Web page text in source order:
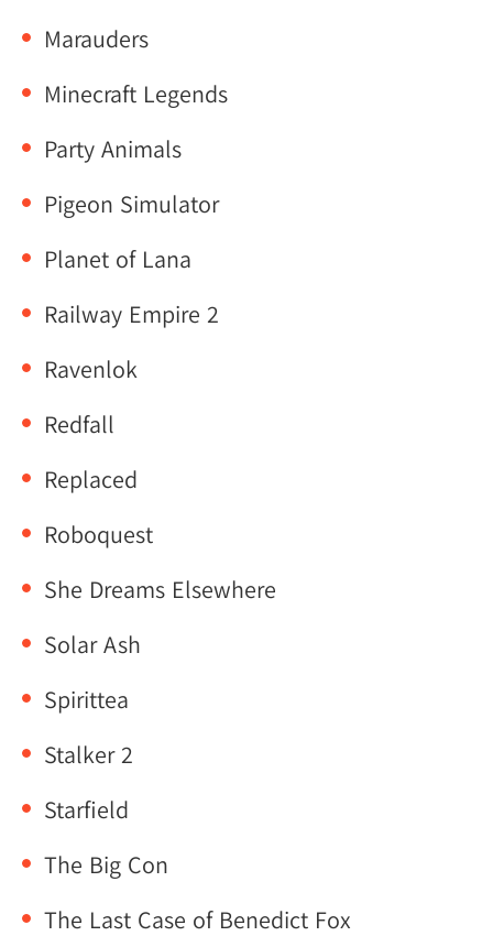
Marauders
Minecraft Legends
Party Animals
Pigeon Simulator
Planet of Lana
Railway Empire 2
Ravenlok
Redfall
Replaced
Roboquest
She Dreams Elsewhere
Solar Ash
Spirittea
Stalker 2
Starfield
The Big Con
The Last Case of Benedict Fox